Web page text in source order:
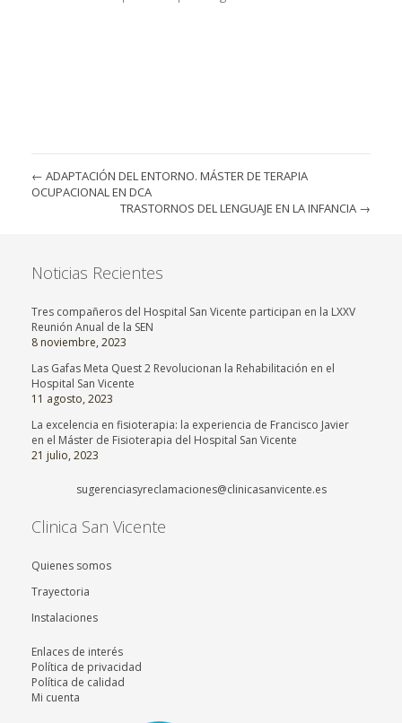
← ADAPTACIÓN DEL ENTORNO. MÁSTER DE TERAPIA
OCUPACIONAL EN DCA
TRASTORNOS DEL LENGUAJE EN LA INFANCIA →
Noticias Recientes
Tres compañeros del Hospital San Vicente participan en la LXXV
Reunión Anual de la SEN
8 noviembre, 2023
Las Gafas Meta Quest 2 Revolucionan la Rehabilitación en el
Hospital San Vicente
11 agosto, 2023
La excelencia en fisioterapia: la experiencia de Francisco Javier
en el Máster de Fisioterapia del Hospital San Vicente
21 julio, 2023
sugerenciasyreclamaciones@clinicasanvicente.es
Clinica San Vicente
Quienes somos
Trayectoria
Instalaciones
Enlaces de interés
Política de privacidad
Política de calidad
Mi cuenta